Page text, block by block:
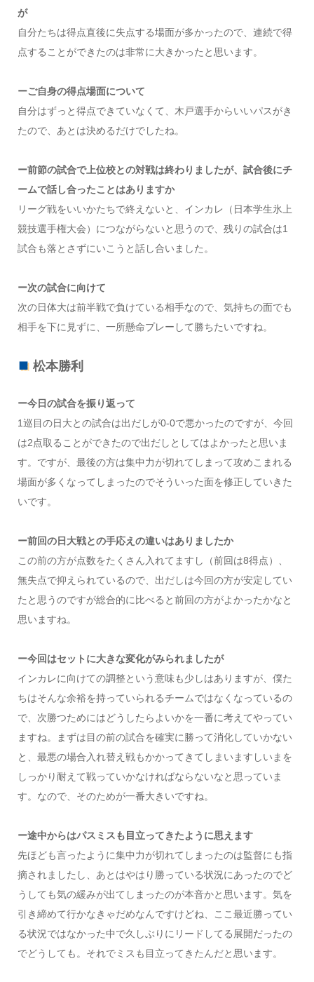
が
自分たちは得点直後に失点する場面が多かったので、連続で得
点することができたのは非常に大きかったと思います。
ーご自身の得点場面について
自分はずっと得点できていなくて、木戸選手からいいパスがき
たので、あとは決めるだけでしたね。
ー前節の試合で上位校との対戦は終わりましたが、試合後にチ
ームで話し合ったことはありますか
リーグ戦をいいかたちで終えないと、インカレ（日本学生氷上
競技選手権大会）につながらないと思うので、残りの試合は1
試合も落とさずにいこうと話し合いました。
ー次の試合に向けて
次の日体大は前半戦で負けている相手なので、気持ちの面でも
相手を下に見ずに、一所懸命プレーして勝ちたいですね。
松本勝利
ー今日の試合を振り返って
1巡目の日大との試合は出だしが0-0で悪かったのですが、今回
は2点取ることができたので出だしとしてはよかったと思いま
す。ですが、最後の方は集中力が切れてしまって攻めこまれる
場面が多くなってしまったのでそういった面を修正していきた
いです。
ー前回の日大戦との手応えの違いはありましたか
この前の方が点数をたくさん入れてますし（前回は8得点）、
無失点で抑えられているので、出だしは今回の方が安定してい
たと思うのですが総合的に比べると前回の方がよかったかなと
思いますね。
ー今回はセットに大きな変化がみられましたが
インカレに向けての調整という意味も少しはありますが、僕た
ちはそんな余裕を持っていられるチームではなくなっているの
で、次勝つためにはどうしたらよいかを一番に考えてやってい
ますね。まずは目の前の試合を確実に勝って消化していかない
と、最悪の場合入れ替え戦もかかってきてしまいますしいまを
しっかり耐えて戦っていかなければならないなと思っていま
す。なので、そのためが一番大きいですね。
ー途中からはパスミスも目立ってきたように思えます
先ほども言ったように集中力が切れてしまったのは監督にも指
摘されましたし、あとはやはり勝っている状況にあったのでど
うしても気の緩みが出てしまったのが本音かと思います。気を
引き締めて行かなきゃだめなんですけどね、ここ最近勝ってい
る状況ではなかった中で久しぶりにリードしてる展開だったの
でどうしても。それでミスも目立ってきたんだと思います。